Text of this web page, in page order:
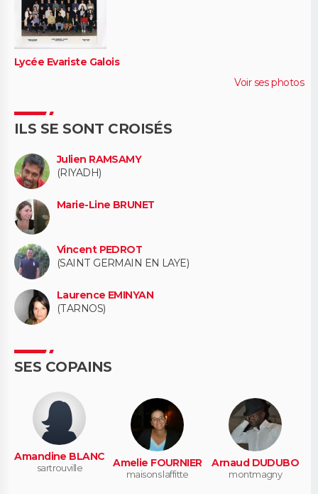
Lycée Evariste Galois
Voir ses photos
ILS SE SONT CROISÉS
Julien RAMSAMY
(RIYADH)
Marie-Line BRUNET
Vincent PEDROT
(SAINT GERMAIN EN LAYE)
Laurence EMINYAN
(TARNOS)
SES COPAINS
Amandine BLANC
sartrouville Amelie FOURNIER
maisons laffitte
Arnaud DUDUBO
montmagny